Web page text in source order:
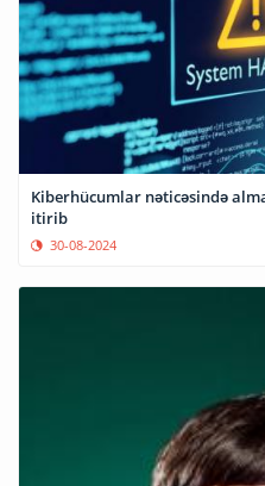
Kiberhücumlar nəticəsində
itirib
30-08-2024